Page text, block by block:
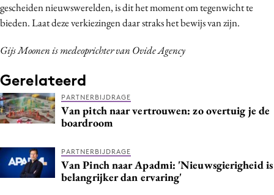
gescheiden nieuwswerelden, is dit het moment om tegenwicht te
bieden. Laat deze verkiezingen daar straks het bewijs van zijn.
Gijs Moonen is medeoprichter van Ovide Agency
Gerelateerd
PARTNERBIJDRAGE
Van pitch naar vertrouwen: zo overtuig je de
boardroom
PARTNERBIJDRAGE
Van Pinch naar Apadmi: 'Nieuwsgierigheid is
belangrijker dan ervaring'